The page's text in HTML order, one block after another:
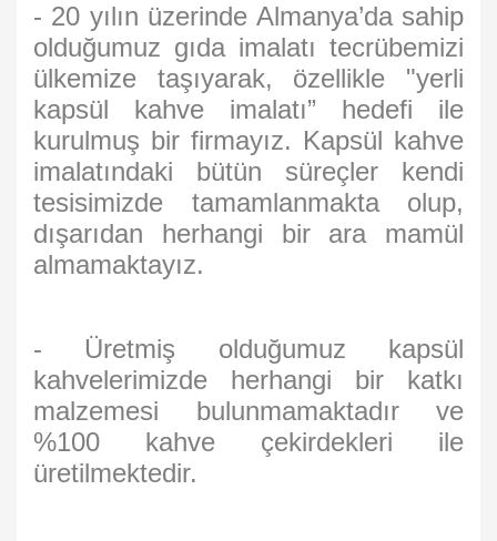
- 20 yılın üzerinde Almanya’da sahip
olduğumuz gıda imalatı tecrübemizi
ülkemize taşıyarak, özellikle "yerli
kapsül kahve imalatı” hedefi ile
kurulmuş bir firmayız. Kapsül kahve
imalatındaki bütün süreçler kendi
tesisimizde tamamlanmakta olup,
dışarıdan herhangi bir ara mamül
almamaktayız.
- Üretmiş olduğumuz kapsül
kahvelerimizde herhangi bir katkı
malzemesi bulunmamaktadır ve
%100 kahve çekirdekleri ile
üretilmektedir.